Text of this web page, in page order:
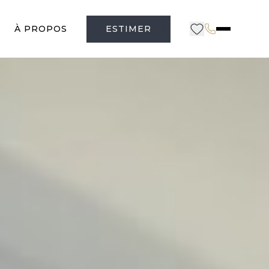
À PROPOS ESTIMER